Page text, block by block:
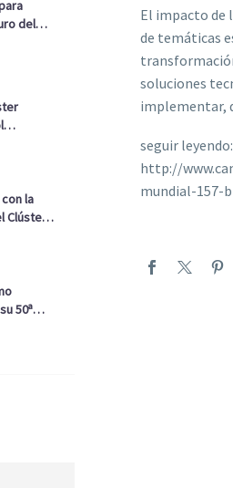
del
para
la
Clúster
la Real
50ª
su
El impacto de
de temáticas
soluciones
implementar,
seguir leyendo:
http://
mundial-157-